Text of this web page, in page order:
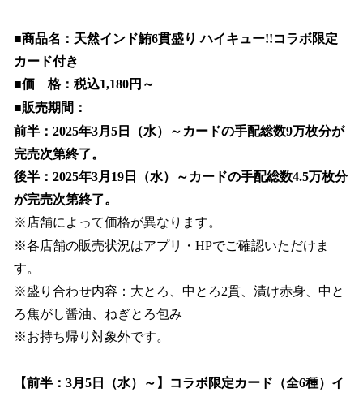
■商品名：天然インド鮪6貫盛り ハイキュー!!コラボ限定
カード付き
■価 格：税込1,180円～
■販売期間：
前半：2025年3月5日（水）～カードの手配総数9万枚分が
完売次第終了。
後半：2025年3月19日（水）～カードの手配総数4.5万枚分
が完売次第終了。
※店舗によって価格が異なります。
※各店舗の販売状況はアプリ・HPでご確認いただけま
す。
※盛り合わせ内容：大とろ、中とろ2貫、漬け赤身、中と
ろ焦がし醤油、ねぎとろ包み
※お持ち帰り対象外です。
【前半：3月5日（水）～】コラボ限定カード（全6種）イ